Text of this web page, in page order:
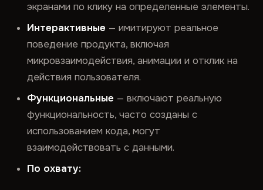
экранами по клику на определенные элементы.
Интерактивные — имитируют реальное
поведение продукта, включая
микровзаимодействия, анимации и отклик на
действия пользователя.
Функциональные — включают реальную
функциональность, часто созданы с
использованием кода, могут
взаимодействовать с данными.
По охвату: